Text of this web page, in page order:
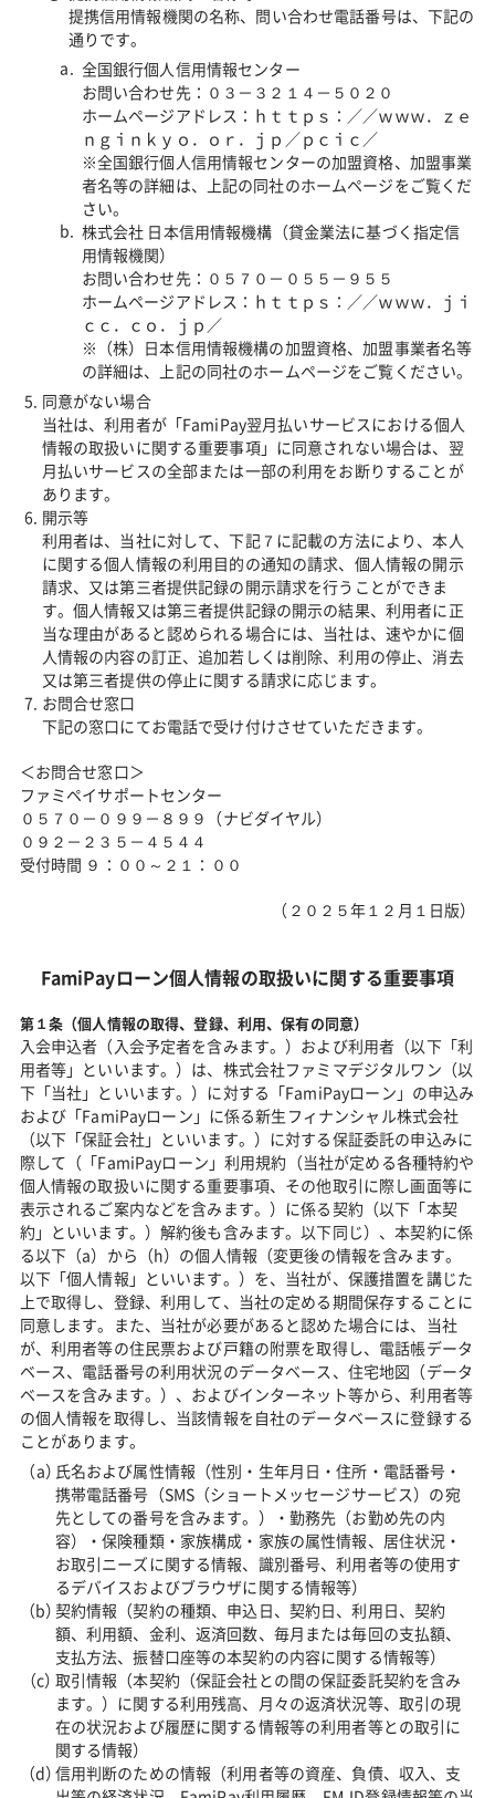
提携信用情報機関の名称、問い合わせ電話番号は、下記の
通りです。
全国銀行個人信用情報センター
お問い合わせ先：０３－３２１４－５０２０
ホームページアドレス：ｈｔｔｐｓ：／／ｗｗｗ．ｚｅ
ｎｇｉｎｋｙｏ．ｏｒ．ｊｐ／ｐｃｉｃ／
※全国銀行個人信用情報センターの加盟資格、加盟事業
者名等の詳細は、上記の同社のホームページをご覧くだ
さい。
株式会社 日本信用情報機構（貸金業法に基づく指定信
用情報機関）
お問い合わせ先：０５７０－０５５－９５５
ホームページアドレス：ｈｔｔｐｓ：／／ｗｗｗ．ｊｉ
ｃｃ．ｃｏ．ｊｐ／
※（株）日本信用情報機構の加盟資格、加盟事業者名等
の詳細は、上記の同社のホームページをご覧ください。
同意がない場合
当社は、利用者が「FamiPay翌月払いサービスにおける個人
情報の取扱いに関する重要事項」に同意されない場合は、翌
月払いサービスの全部または一部の利用をお断りすることが
あります。
開示等
利用者は、当社に対して、下記７に記載の方法により、本人
に関する個人情報の利用目的の通知の請求、個人情報の開示
請求、又は第三者提供記録の開示請求を行うことができま
す。個人情報又は第三者提供記録の開示の結果、利用者に正
当な理由があると認められる場合には、当社は、速やかに個
人情報の内容の訂正、追加若しくは削除、利用の停止、消去
又は第三者提供の停止に関する請求に応じます。
お問合せ窓口
下記の窓口にてお電話で受け付けさせていただきます。
＜お問合せ窓口＞
ファミペイサポートセンター
０５７０－０９９－８９９（ナビダイヤル）
０９２－２３５－４５４４
受付時間 ９：００～２１：００
（２０２５年１２月１日版）
FamiPayローン個人情報の取扱いに関する重要事項
第１条（個人情報の取得、登録、利用、保有の同意）
入会申込者（入会予定者を含みます。）および利用者（以下「利
用者等」といいます。）は、株式会社ファミマデジタルワン（以
下「当社」といいます。）に対する「FamiPayローン」の申込み
および「FamiPayローン」に係る新生フィナンシャル株式会社
（以下「保証会社」といいます。）に対する保証委託の申込みに
際して（「FamiPayローン」利用規約（当社が定める各種特約や
個人情報の取扱いに関する重要事項、その他取引に際し画面等に
表示されるご案内などを含みます。）に係る契約（以下「本契
約」といいます。）解約後も含みます。以下同じ）、本契約に係
る以下（a）から（h）の個人情報（変更後の情報を含みます。
以下「個人情報」といいます。）を、当社が、保護措置を講じた
上で取得し、登録、利用して、当社の定める期間保存することに
同意します。また、当社が必要があると認めた場合には、当社
が、利用者等の住民票および戸籍の附票を取得し、電話帳データ
ベース、電話番号の利用状況のデータベース、住宅地図（データ
ベースを含みます。）、およびインターネット等から、利用者等
の個人情報を取得し、当該情報を自社のデータベースに登録する
ことがあります。
氏名および属性情報（性別・生年月日・住所・電話番号・
携帯電話番号（SMS（ショートメッセージサービス）の宛
先としての番号を含みます。）・勤務先（お勤め先の内
容）・保険種類・家族構成・家族の属性情報、居住状況・
お取引ニーズに関する情報、識別番号、利用者等の使用す
るデバイスおよびブラウザに関する情報等）
契約情報（契約の種類、申込日、契約日、利用日、契約
額、利用額、金利、返済回数、毎月または毎回の支払額、
支払方法、振替口座等の本契約の内容に関する情報等）
取引情報（本契約（保証会社との間の保証委託契約を含み
ます。）に関する利用残高、月々の返済状況等、取引の現
在の状況および履歴に関する情報等の利用者等との取引に
関する情報）
信用判断のための情報（利用者等の資産、負債、収入、支